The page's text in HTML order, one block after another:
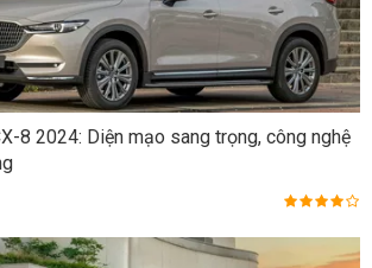
8 2024: Diện mạo sang trọng, công nghệ